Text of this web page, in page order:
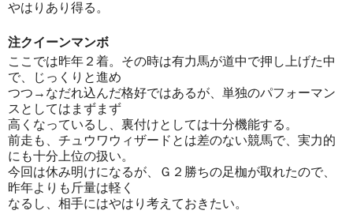
やはりあり得る。
注クイーンマンボ
ここでは昨年２着。その時は有力馬が道中で押し上げた中
で、じっくりと進め
つつ→なだれ込んだ格好ではあるが、単独のパフォーマン
スとしてはまずまず
高くなっているし、裏付けとしては十分機能する。
前走も、チュウワウィザードとは差のない競馬で、実力的
にも十分上位の扱い。
今回は休み明けになるが、Ｇ２勝ちの足枷が取れたので、
昨年よりも斤量は軽く
なるし、相手にはやはり考えておきたい。